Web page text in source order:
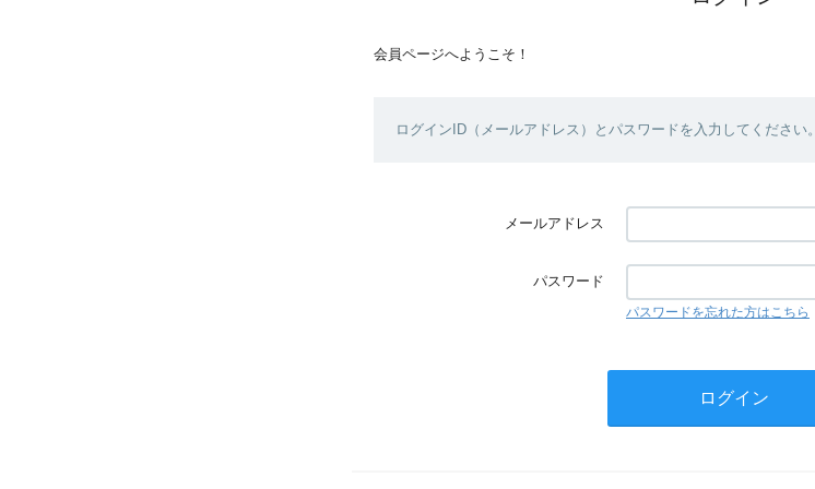
会員ページへようこそ！
ログインID（メールアドレス）とパスワードを入力してください。
メールアドレス
パスワード
パスワードを忘れた方はこちら